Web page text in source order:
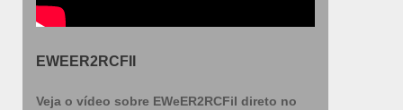
EWEER2RCFII
Veja o vídeo sobre EWeER2RCFiI direto no